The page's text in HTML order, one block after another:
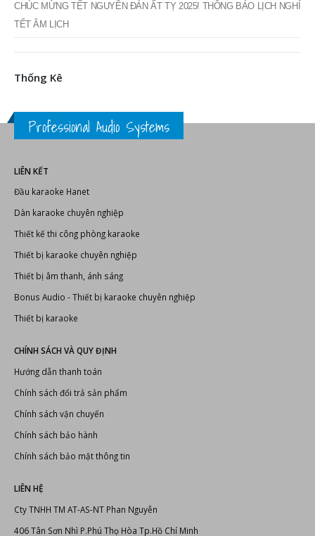
CHÚC MỪNG TẾT NGUYÊN ĐÁN ẤT TỴ 2025! THÔNG BÁO LỊCH NGHỈ
TẾT ÂM LỊCH
Thống Kê
Professional Audio Systems
LIÊN KẾT
Đầu karaoke Hanet
Dàn karaoke chuyên nghiệp
Thiết kế thi công phòng karaoke
Thiết bị karaoke chuyên nghiệp
Thiết bị âm thanh, ánh sáng
Bonus Audio -Thiết bị karaoke chuyên nghiệp
Thiết bị karaoke
CHÍNH SÁCH VÀ QUY ĐỊNH
Hướng dẫn thanh toán
Chính sách đổi trả sản phẩm
Chính sách vận chuyển
Chính sách bảo hành
Chính sách bảo mật thông tin
LIÊN HỆ
Cty TNHH TM AT-AS-NT Phan Nguyễn
406 Tân Sơn Nhì P.Phú Thọ Hòa Tp.Hồ Chí Minh